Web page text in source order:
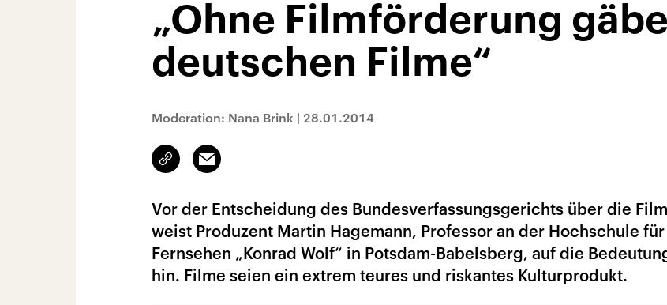
„Ohne Filmförderung
deutschen Filme“
Moderation: Nana Brink | 28.01.2014
Link
kopieren/teilen
Email
Vor der Entscheidung des Bundesverfassungsgerichts über die
weist Produzent Martin Hagemann, Professor an der Hochschule
Fernsehen „Konrad Wolf“ in Potsdam-Babelsberg, auf die
hin. Filme seien ein extrem teures und riskantes Kulturprodukt.